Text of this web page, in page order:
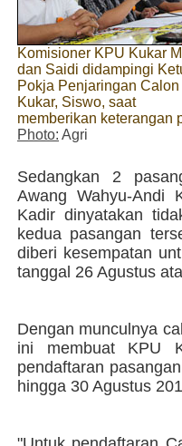
Komisioner KPU Kukar
dan Saidi didampingi
Pokja Penjaringan
Kukar, Siswo, saat
memberikan keterangan
Photo: Agri
Sedangkan 2
Awang Wahyu-Andi
Kadir dinyatakan
kedua pasangan
diberi kesempatan
tanggal 26 Agustus
Dengan munculnya
ini membuat KPU
pendaftaran
hingga 30 Agustus